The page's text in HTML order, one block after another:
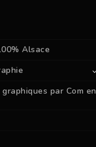
Alsace
par Com en